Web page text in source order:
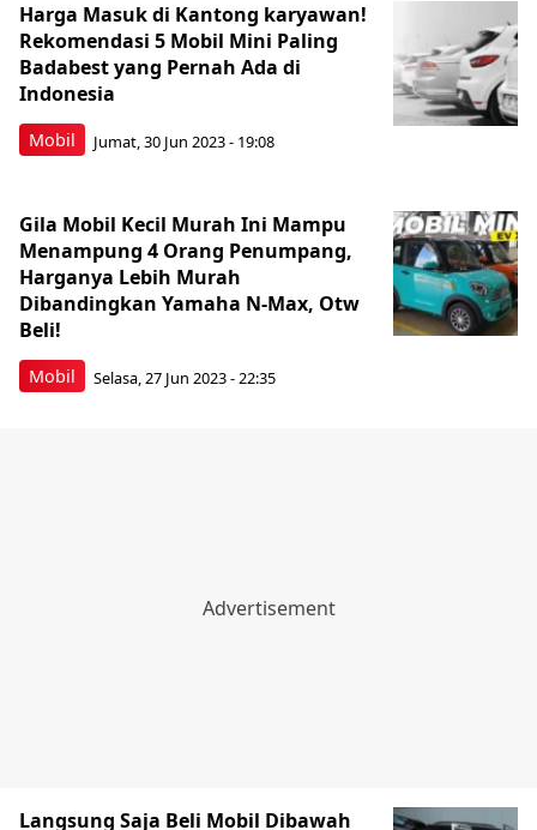
Mobil
Harga Masuk di Kantong karyawan!
Rekomendasi 5 Mobil Mini Paling
Badabest yang Pernah Ada di
Indonesia
Jumat, 30 Jun 2023 - 19:08
Mobil
Gila Mobil Kecil Murah Ini Mampu
Menampung 4 Orang Penumpang,
Harganya Lebih Murah
Dibandingkan Yamaha N-Max, Otw
Beli!
Selasa, 27 Jun 2023 - 22:35
Langsung Saja Beli Mobil Dibawah